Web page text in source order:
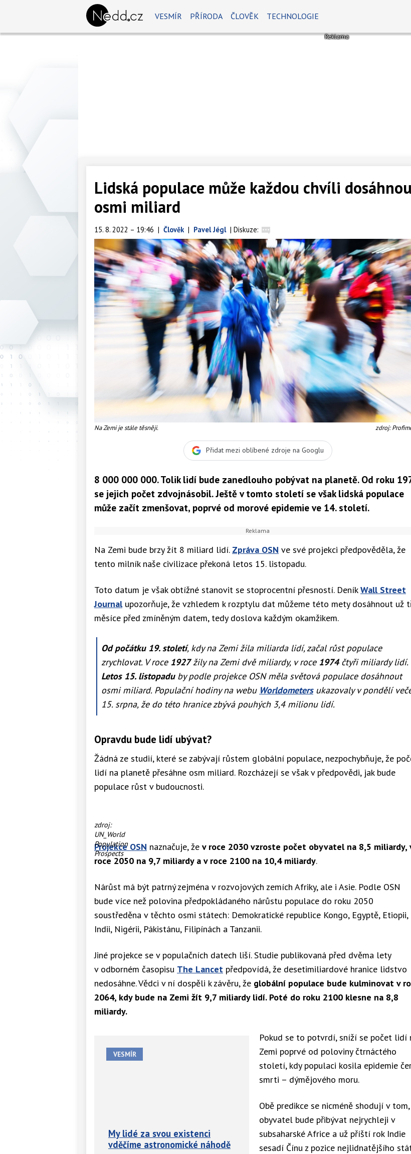
VESMÍR PŘÍRODA ČLOVĚK TECHNOLOGIE
Lidská populace může každou chvíli
osmi miliard
15. 8. 2022 – 19:46 | Člověk | Pavel Jégl | Diskuze:
Na Zemi je stále těsněji. zdroj:
Přidat mezi oblíbené zdroje na Googlu
8 000 000 000. Tolik lidí bude zanedlouho pobývat na planetě. Od roku
se jejich počet zdvojnásobil. Ještě v tomto století se však lidská populace
může začít zmenšovat, poprvé od morové epidemie ve 14. století.
Na Zemi bude brzy žít 8 miliard lidí. Zpráva OSN ve své projekci předpověděla, že
tento milník naše civilizace překoná letos 15. listopadu.
Toto datum je však obtížné stanovit se stoprocentní přesností. DeníkWall Street
Journalupozorňuje, že vzhledem k rozptylu dat můžeme této mety dosáhnout už
měsíce před zmíněným datem, tedy doslova každým okamžikem.
Od počátku 19. století, kdy na Zemi žila miliarda lidí, začal růst populace
zrychlovat. V roce 1927žily na Zemi dvě miliardy, v roce 1974čtyři miliardy lidí.
Letos 15. listopaduby podle projekce OSN měla světová populace dosáhnout
osmi miliard. Populační hodiny na webu Worldometersukazovaly v pondělí
15. srpna, že do této hranice zbývá pouhých 3,4 milionu lidí.
Opravdu bude lidí ubývat?
Žádná ze studií, které se zabývají růstem globální populace, nezpochybňuje, že
lidí na planetě přesáhne osm miliard. Rozcházejí se však v předpovědi, jak bude
populace růst v budoucnosti.
Vývoj
populace
v
minulých
desetiletích
projekce
do
poloviny
století
vypracovaná
zdroj:
UN_World
Population
Prospects
Projekce OSN naznačuje, že v roce 2030 vzroste počet obyvatel na 8,5 miliardy,
roce 2050 na 9,7 miliardy a v roce 2100 na 10,4 miliardy.
Nárůst má být patrný zejména v rozvojových zemích Afriky, ale i Asie. Podle OSN
bude více než polovina předpokládaného nárůstu populace do roku 2050
soustředěna v těchto osmi státech: Demokratické republice Kongo, Egyptě, Etiopii,
Indii, Nigérii, Pákistánu, Filipínách a Tanzanii.
Jiné projekce se v populačních datech liší. Studie publikovaná před dvěma lety
v odborném časopisu The Lancet předpovídá, že desetimiliardové hranice lidstvo
nedosáhne. Vědci v ní dospěli k závěru, že globální populace bude kulminovat v
2064, kdy bude na Zemi žít 9,7 miliardy lidí. Poté do roku 2100 klesne na 8,8
miliardy.
VESMÍR
My lidé za svou existenci
vděčíme astronomické náhodě
Pokud se to potvrdí, sníží se počet lidí
Zemi poprvé od poloviny čtrnáctého
století, kdy populaci kosila epidemie
smrti – dýmějového moru.
Obě predikce se nicméně shodují v
obyvatel bude přibývat nejrychleji v
subsaharské Africe a už příští rok Indie
sesadí Čínu z pozice nejlidnatějšího